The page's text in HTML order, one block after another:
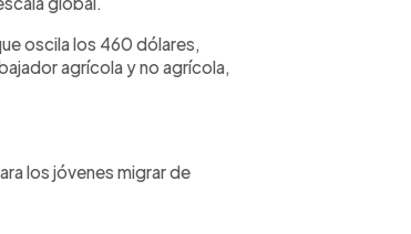
oscila los 460 dólares,
agrícola y no agrícola,
los jóvenes migrar de